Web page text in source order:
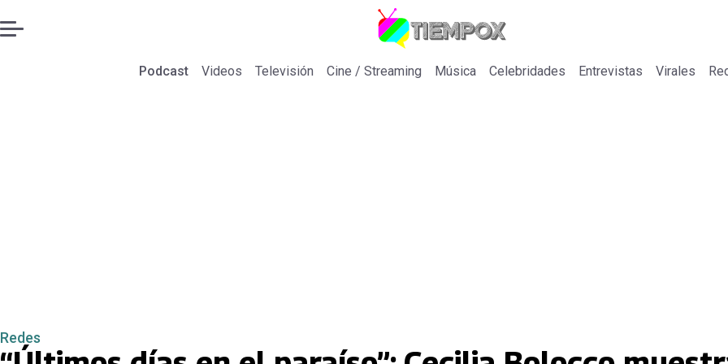
Podcast Videos Televisión Cine / Streaming Música Celebridades Entrevistas Virales
Redes